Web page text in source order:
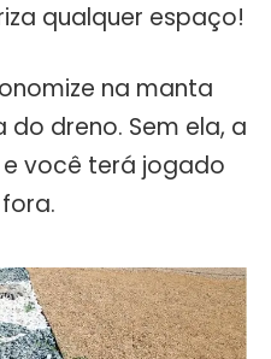
qualquer espaço!
na manta
do dreno. Sem ela, a
você terá jogado